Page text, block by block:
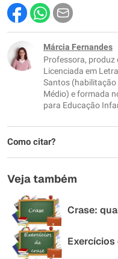
Este conteúdo contém
Este conteúdo não
Outro
Márcia Fernandes
Professora, produz
Licenciada em
Santos (habilitação
Médio) e formada
para Educação
Como citar?
Veja também
Crase: